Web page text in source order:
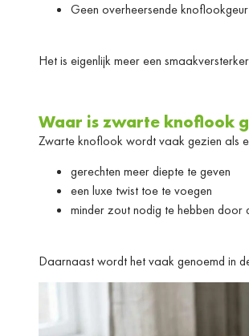
Geen overheersende
Het is eigenlijk meer een
Waar is zwarte knoflook
Zwarte knoflook wordt vaak gezien als
gerechten meer diepte te geven
een luxe twist toe te voegen
minder zout nodig te hebben door
Daarnaast wordt het vaak genoemd in